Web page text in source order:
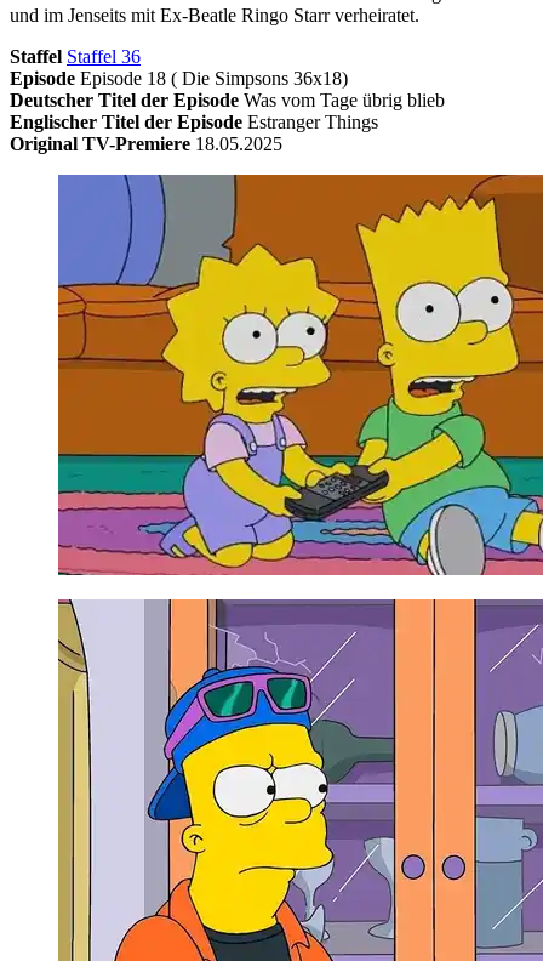
und im Jenseits mit Ex-Beatle Ringo Starr verheiratet.
Staffel Staffel 36
Episode Episode 18 ( Die Simpsons 36x18)
Deutscher Titel der Episode Was vom Tage übrig blieb
Englischer Titel der Episode Estranger Things
Original TV-Premiere 18.05.2025